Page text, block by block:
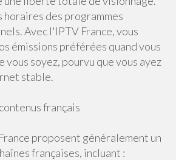
des programmes
Avec l'IPTV France, vous
émissions préférées quand vous
vous soyez, pourvu que vous ayez
stable.
français
proposent généralement un
françaises, incluant :